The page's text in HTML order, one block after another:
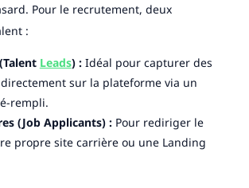
Pour le recrutement, deux
:
Leads) :Idéal pour capturer des
sur la plateforme via un
rempli.
(Job Applicants) :Pour rediriger le
propre site carrière ou une Landing